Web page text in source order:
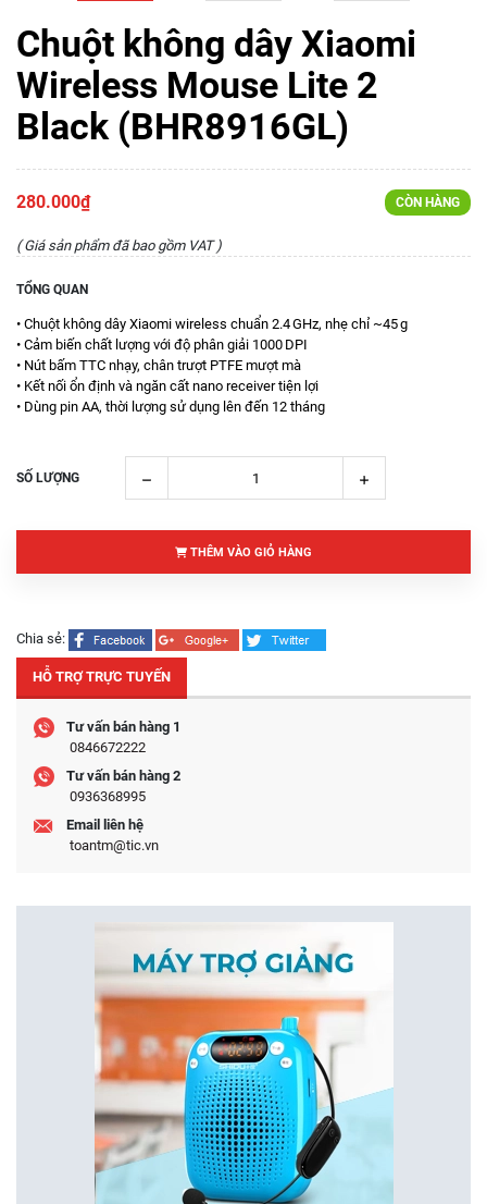
Chuột không dây Xiaomi
Wireless Mouse Lite 2
Black (BHR8916GL)
280.000₫ CÒN HÀNG
( Giá sản phẩm đã bao gồm VAT )
TỔNG QUAN
• Chuột không dây Xiaomi wireless chuẩn 2.4 GHz, nhẹ chỉ ~45 g
• Cảm biến chất lượng với độ phân giải 1000 DPI
• Nút bấm TTC nhạy, chân trượt PTFE mượt mà
• Kết nối ổn định và ngăn cất nano receiver tiện lợi
• Dùng pin AA, thời lượng sử dụng lên đến 12 tháng
SỐ LƯỢNG
THÊM VÀO GIỎ HÀNG
Chia sẻ:
HỖ TRỢ TRỰC TUYẾN
Tư vấn bán hàng 1
0846672222
Tư vấn bán hàng 2
0936368995
Email liên hệ
toantm@tic.vn